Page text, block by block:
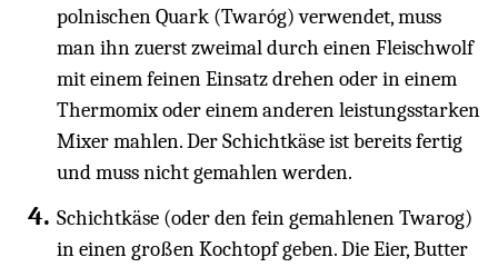
polnischen Quark (Twaróg) verwendet, muss
man ihn zuerst zweimal durch einen Fleischwolf
mit einem feinen Einsatz drehen oder in einem
Thermomix oder einem anderen leistungsstarken
Mixer mahlen. Der Schichtkäse ist bereits fertig
und muss nicht gemahlen werden.
Schichtkäse (oder den fein gemahlenen Twarog)
in einen großen Kochtopf geben. Die Eier, Butter